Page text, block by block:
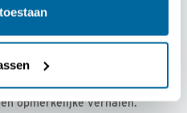
€ 36,00 per jaar
onze leden, met
opmerkelijke verhalen.